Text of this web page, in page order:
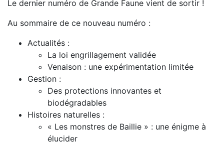
Le dernier numéro de Grande Faune vient de sortir !
Au sommaire de ce nouveau numéro :
Actualités :
La loi engrillagement validée
Venaison : une expérimentation limitée
Gestion :
Des protections innovantes et
biodégradables
Histoires naturelles :
« Les monstres de Baillie » : une énigme à
élucider